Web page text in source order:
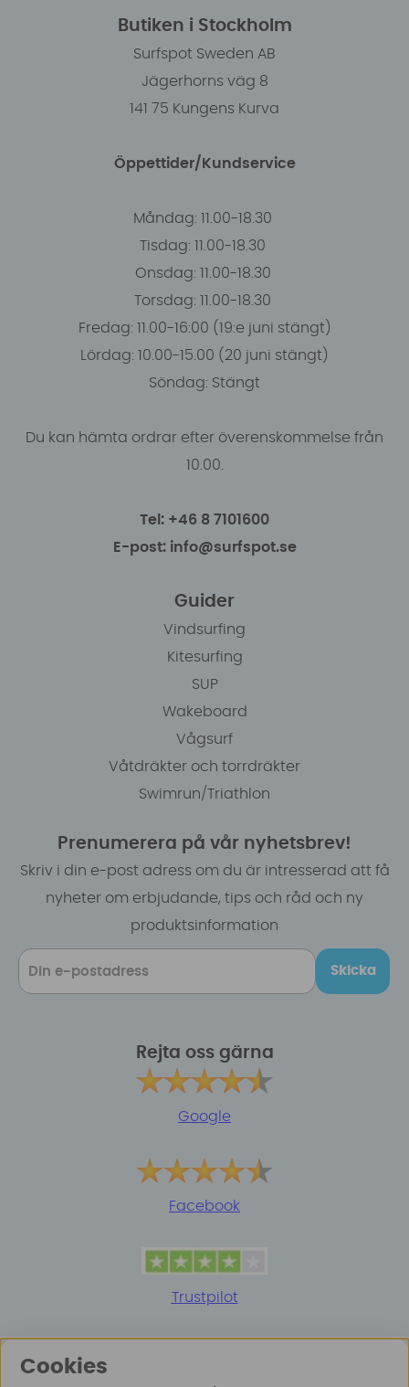
Butiken i Stockholm
Surfspot Sweden AB
Jägerhorns väg 8
141 75 Kungens Kurva
Öppettider/Kundservice
Måndag: 11.00-18.30
Tisdag: 11.00-18.30
Onsdag: 11.00-18.30
Torsdag: 11.00-18.30
Fredag: 11.00-16:00 (19:e juni stängt)
Lördag: 10.00-15.00 (20 juni stängt)
Söndag: Stängt
Du kan hämta ordrar efter överenskommelse från
10.00.
Tel: +46 8 7101600
E-post: info@surfspot.se
Guider
Vindsurfing
Kitesurfing
SUP
Wakeboard
Vågsurf
Våtdräkter och torrdräkter
Swimrun/Triathlon
Prenumerera på vår nyhetsbrev!
Skriv i din e-post adress om du är intresserad att få
nyheter om erbjudande, tips och råd och ny
produktsinformation
Skicka
Rejta oss gärna
Google
Facebook
Trustpilot
Cookies